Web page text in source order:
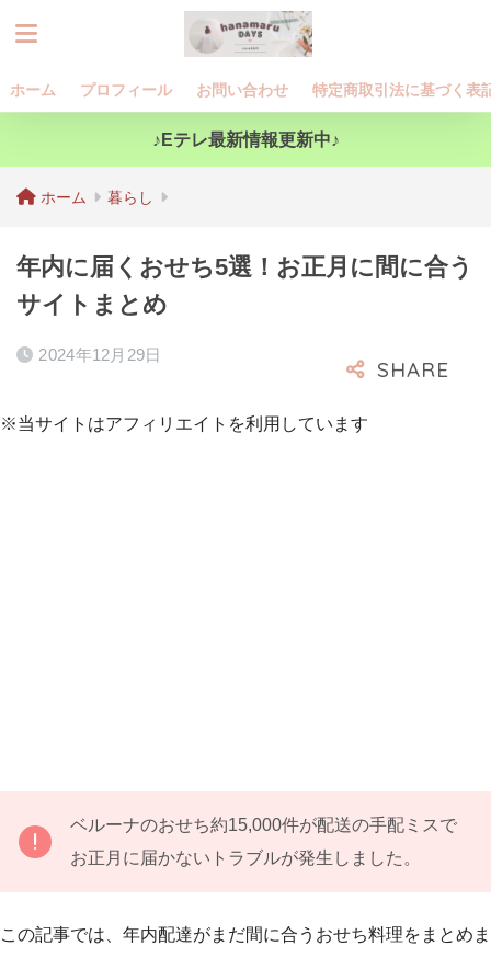
ホーム プロフィール お問い合わせ 特定商取引法に基づく表
♪Eテレ最新情報更新中♪
ホーム 暮らし
年内に届くおせち5選！お正月に間に合う
サイトまとめ
2024年12月29日
※当サイトはアフィリエイトを利用しています
ベルーナのおせち約15,000件が配送の手配ミスで
お正月に届かないトラブルが発生しました。
この記事では、年内配達がまだ間に合うおせち料理をまとめま